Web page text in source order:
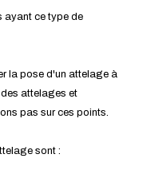
ayant ce type de
la pose d'un attelage à
attelages et
pas sur ces points.
sont :